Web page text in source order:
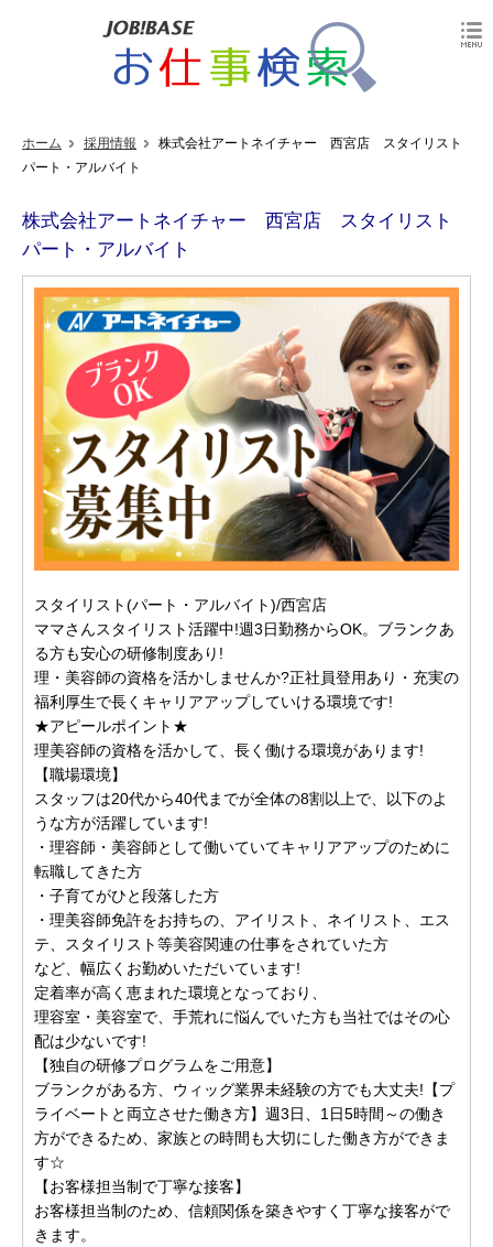
ホーム 採用情報
株式会社アートネイチャー 西宮店 スタイリスト
パート・アルバイト
株式会社アートネイチャー 西宮店 スタイリスト
パート・アルバイト
スタイリスト(パート・アルバイト)/西宮店
ママさんスタイリスト活躍中!週3日勤務からOK。ブランクあ
る方も安心の研修制度あり!
理・美容師の資格を活かしませんか?正社員登用あり・充実の
福利厚生で長くキャリアアップしていける環境です!
★アピールポイント★
理美容師の資格を活かして、長く働ける環境があります!
【職場環境】
スタッフは20代から40代までが全体の8割以上で、以下のよ
うな方が活躍しています!
・理容師・美容師として働いていてキャリアアップのために
転職してきた方
・子育てがひと段落した方
・理美容師免許をお持ちの、アイリスト、ネイリスト、エス
テ、スタイリスト等美容関連の仕事をされていた方
など、幅広くお勤めいただいています!
定着率が高く恵まれた環境となっており、
理容室・美容室で、手荒れに悩んでいた方も当社ではその心
配は少ないです!
【独自の研修プログラムをご用意】
ブランクがある方、ウィッグ業界未経験の方でも大丈夫!【プ
ライベートと両立させた働き方】週3日、1日5時間～の働き
方ができるため、家族との時間も大切にした働き方ができま
す☆
【お客様担当制で丁寧な接客】
お客様担当制のため、信頼関係を築きやすく丁寧な接客がで
きます。